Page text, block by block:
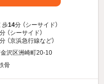
歩14分 （シーサイド）
分 （シーサイド）
分 （京浜急行線など）
沢区洲崎町20-10
骨